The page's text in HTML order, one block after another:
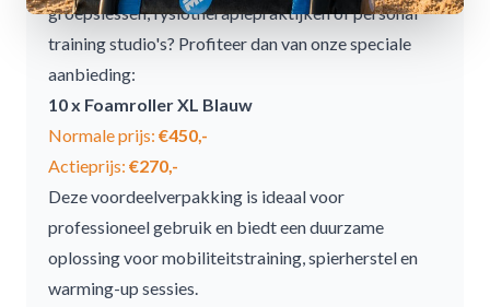
groepslessen, fysiotherapiepraktijken of personal
training studio's? Profiteer dan van onze speciale
aanbieding:
10 x Foamroller XL Blauw
Normale prijs: €450,-
Actieprijs: €270,-
Deze voordeelverpakking is ideaal voor
professioneel gebruik en biedt een duurzame
oplossing voor mobiliteitstraining, spierherstel en
warming-up sessies.